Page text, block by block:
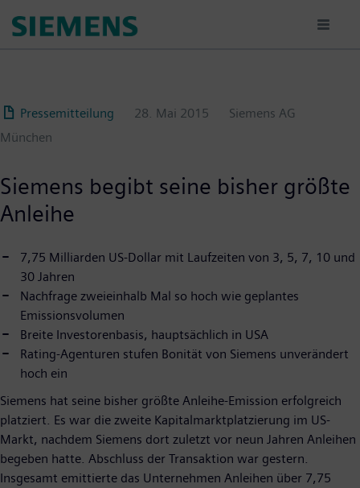
para
Pressemitteilung
28. Mai 2015
Siemens AG
München
Siemens begibt seine bisher größte
Anleihe
7,75 Milliarden US-Dollar mit Laufzeiten von 3, 5, 7, 10 und
30 Jahren
Nachfrage zweieinhalb Mal so hoch wie geplantes
Emissionsvolumen
Breite Investorenbasis, hauptsächlich in USA
Rating-Agenturen stufen Bonität von Siemens unverändert
hoch ein
Siemens hat seine bisher größte Anleihe-Emission erfolgreich
platziert. Es war die zweite Kapitalmarktplatzierung im US-
Markt, nachdem Siemens dort zuletzt vor neun Jahren Anleihen
begeben hatte. Abschluss der Transaktion war gestern.
Insgesamt emittierte das Unternehmen Anleihen über 7,75